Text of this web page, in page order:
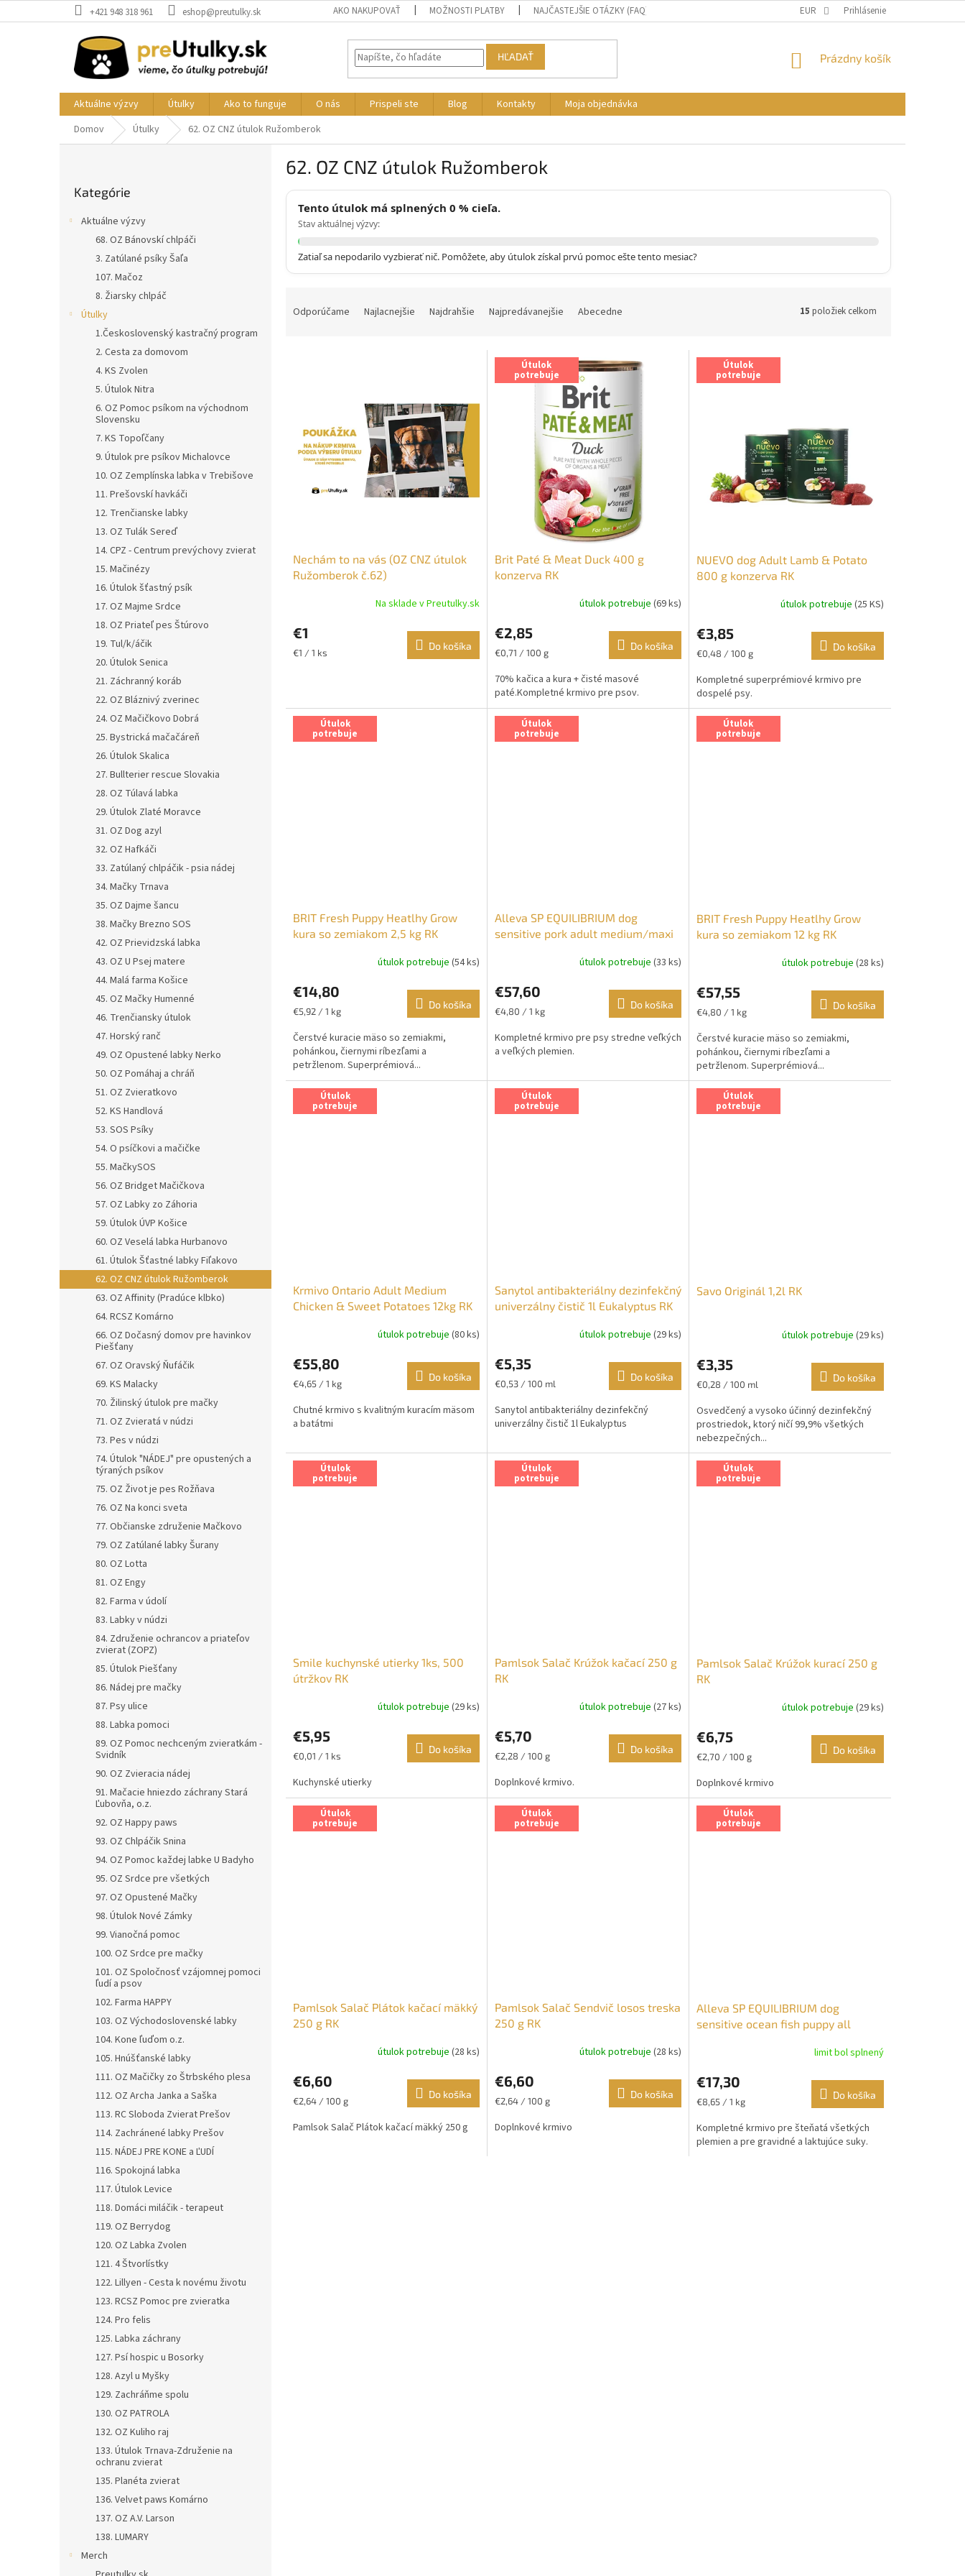
na
+421 948 318 961 eshop@preutulky.sk AKO NAKUPOVAŤ MOŽNOSTI PLATBY NAJČASTEJŠIE OTÁZKY (FAQ) PODMIENKY OCHRANY OSOBNÝCH
EUR Prihlásenie
HĽADAŤ
NÁKUPNÝ
Prázdny košík
Aktuálne výzvy Útulky Ako to funguje O nás Prispeli ste Blog Kontakty
Moja objednávka
Domov
Útulky 62. OZ CNZ útulok Ružomberok
kategórie
Kategórie
Aktuálne výzvy
68. OZ Bánovskí chlpáči
3. Zatúlané psíky Šaľa
107. Mačoz
8. Žiarsky chlpáč
Útulky
1.Československý kastračný program
2. Cesta za domovom
4. KS Zvolen
5. Útulok Nitra
6. OZ Pomoc psíkom na východnom
Slovensku
7. KS Topoľčany
9. Útulok pre psíkov Michalovce
10. OZ Zemplínska labka v Trebišove
11. Prešovskí havkáči
12. Trenčianske labky
13. OZ Tulák Sereď
14. CPZ - Centrum prevýchovy zvierat
15. Mačinézy
16. Útulok šťastný psík
17. OZ Majme Srdce
18. OZ Priateľ pes Štúrovo
19. Tul/k/áčik
20. Útulok Senica
21. Záchranný koráb
22. OZ Bláznivý zverinec
24. OZ Mačičkovo Dobrá
25. Bystrická mačačáreň
26. Útulok Skalica
27. Bullterier rescue Slovakia
28. OZ Túlavá labka
29. Útulok Zlaté Moravce
31. OZ Dog azyl
32. OZ Hafkáči
33. Zatúlaný chlpáčik - psia nádej
34. Mačky Trnava
35. OZ Dajme šancu
38. Mačky Brezno SOS
42. OZ Prievidzská labka
43. OZ U Psej matere
44. Malá farma Košice
45. OZ Mačky Humenné
46. Trenčiansky útulok
47. Horský ranč
49. OZ Opustené labky Nerko
50. OZ Pomáhaj a chráň
51. OZ Zvieratkovo
52. KS Handlová
53. SOS Psíky
54. O psíčkovi a mačičke
55. MačkySOS
56. OZ Bridget Mačičkova
57. OZ Labky zo Záhoria
59. Útulok ÚVP Košice
60. OZ Veselá labka Hurbanovo
61. Útulok Šťastné labky Fiľakovo
62. OZ CNZ útulok Ružomberok
63. OZ Affinity (Pradúce klbko)
64. RCSZ Komárno
66. OZ Dočasný domov pre havinkov
Piešťany
67. OZ Oravský Ňufáčik
69. KS Malacky
70. Žilinský útulok pre mačky
71. OZ Zvieratá v núdzi
73. Pes v núdzi
74. Útulok "NÁDEJ" pre opustených a
týraných psíkov
75. OZ Život je pes Rožňava
76. OZ Na konci sveta
77. Občianske združenie Mačkovo
79. OZ Zatúlané labky Šurany
80. OZ Lotta
81. OZ Engy
82. Farma v údolí
83. Labky v núdzi
84. Združenie ochrancov a priateľov
zvierat (ZOPZ)
85. Útulok Piešťany
86. Nádej pre mačky
87. Psy ulice
88. Labka pomoci
89. OZ Pomoc nechceným zvieratkám -
Svidník
90. OZ Zvieracia nádej
91. Mačacie hniezdo záchrany Stará
Ľubovňa, o.z.
92. OZ Happy paws
93. OZ Chlpáčik Snina
94. OZ Pomoc každej labke U Badyho
95. OZ Srdce pre všetkých
97. OZ Opustené Mačky
98. Útulok Nové Zámky
99. Vianočná pomoc
100. OZ Srdce pre mačky
101. OZ Spoločnosť vzájomnej pomoci
ľudí a psov
102. Farma HAPPY
103. OZ Východoslovenské labky
104. Kone ľuďom o.z.
105. Hnúšťanské labky
111. OZ Mačičky zo Štrbského plesa
112. OZ Archa Janka a Saška
113. RC Sloboda Zvierat Prešov
114. Zachránené labky Prešov
115. NÁDEJ PRE KONE a ĽUDÍ
116. Spokojná labka
117. Útulok Levice
118. Domáci miláčik - terapeut
119. OZ Berrydog
120. OZ Labka Zvolen
121. 4 Štvorlístky
122. Lillyen - Cesta k novému životu
123. RCSZ Pomoc pre zvieratka
124. Pro felis
125. Labka záchrany
127. Psí hospic u Bosorky
128. Azyl u Myšky
129. Zachráňme spolu
130. OZ PATROLA
132. OZ Kuliho raj
133. Útulok Trnava-Združenie na
ochranu zvierat
135. Planéta zvierat
136. Velvet paws Komárno
137. OZ A.V. Larson
138. LUMARY
Merch
62. OZ CNZ útulok Ružomberok
Tento útulok má splnených 0 % cieľa.
Stav aktuálnej výzvy:
Zatiaľ sa nepodarilo vyzbierať nič. Pomôžete, aby útulok získal prvú pomoc ešte tento mesiac?
Odporúčame Najlacnejšie Najdrahšie Najpredávanejšie Abecedne 15 položiek celkom
Nechám to na vás (OZ CNZ útulok
Ružomberok č.62)
Na sklade v Preutulky.sk
€1
Jednotková
€1 / 1 ks
Do košíka
Útulok
potrebuje
Brit Paté & Meat Duck 400 g
konzerva RK
útulok potrebuje (69 ks)
€2,85
Jednotková
€0,71 / 100 g
Do košíka
70% kačica a kura + čisté masové
paté.Kompletné krmivo pre psov.
Útulok
potrebuje
NUEVO dog Adult Lamb & Potato
800 g konzerva RK
útulok potrebuje (25 KS)
€3,85
Jednotková
€0,48 / 100 g
Do košíka
Kompletné superprémiové krmivo pre
dospelé psy.
Útulok
potrebuje
BRIT Fresh Puppy Heatlhy Grow
kura so zemiakom 2,5 kg RK
útulok potrebuje (54 ks)
€14,80
Jednotková
€5,92 / 1 kg
Do košíka
Čerstvé kuracie mäso so zemiakmi,
pohánkou, čiernymi ríbezľami a
petržlenom. Superprémiová...
Útulok
potrebuje
Alleva SP EQUILIBRIUM dog
sensitive pork adult medium/maxi
útulok potrebuje (33 ks)
€57,60
Jednotková
€4,80 / 1 kg
Do košíka
Kompletné krmivo pre psy stredne veľkých
a veľkých plemien.
Útulok
potrebuje
BRIT Fresh Puppy Heatlhy Grow
kura so zemiakom 12 kg RK
útulok potrebuje (28 ks)
€57,55
Jednotková
€4,80 / 1 kg
Do košíka
Čerstvé kuracie mäso so zemiakmi,
pohánkou, čiernymi ríbezľami a
petržlenom. Superprémiová...
Útulok
potrebuje
Krmivo Ontario Adult Medium
Chicken & Sweet Potatoes 12kg RK
útulok potrebuje (80 ks)
€55,80
Jednotková
€4,65 / 1 kg
Do košíka
Chutné krmivo s kvalitným kuracím mäsom
a batátmi
Útulok
potrebuje
Sanytol antibakteriálny dezinfekčný
univerzálny čistič 1l Eukalyptus RK
útulok potrebuje (29 ks)
€5,35
Jednotková
€0,53 / 100 ml
Do košíka
Sanytol antibakteriálny dezinfekčný
univerzálny čistič 1l Eukalyptus
Útulok
potrebuje
Savo Originál 1,2l RK
útulok potrebuje (29 ks)
€3,35
Jednotková
€0,28 / 100 ml
Do košíka
Osvedčený a vysoko účinný dezinfekčný
prostriedok, ktorý ničí 99,9% všetkých
nebezpečných...
Útulok
potrebuje
Smile kuchynské utierky 1ks, 500
útržkov RK
útulok potrebuje (29 ks)
€5,95
Jednotková
€0,01 / 1 ks
Do košíka
Kuchynské utierky
Útulok
potrebuje
Pamlsok Salač Krúžok kačací 250 g
RK
útulok potrebuje (27 ks)
€5,70
Jednotková
€2,28 / 100 g
Do košíka
Doplnkové krmivo.
Útulok
potrebuje
Pamlsok Salač Krúžok kurací 250 g
RK
útulok potrebuje (29 ks)
€6,75
Jednotková
€2,70 / 100 g
Do košíka
Doplnkové krmivo
Útulok
potrebuje
Pamlsok Salač Plátok kačací mäkký
250 g RK
útulok potrebuje (28 ks)
€6,60
Jednotková
€2,64 / 100 g
Do košíka
Pamlsok Salač Plátok kačací mäkký 250 g
Útulok
potrebuje
Pamlsok Salač Sendvič losos treska
250 g RK
útulok potrebuje (28 ks)
€6,60
Jednotková
€2,64 / 100 g
Do košíka
Doplnkové krmivo
Útulok
potrebuje
Alleva SP EQUILIBRIUM dog
sensitive ocean fish puppy all
limit bol splnený
€17,30
Jednotková
€8,65 / 1 kg
Do košíka
Kompletné krmivo pre šteňatá všetkých
plemien a pre gravidné a laktujúce suky.